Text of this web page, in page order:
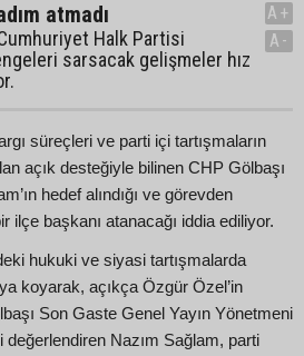
atmadı
Halk Partisi
sarsacak gelişmeler hız
A+
A-
süreçleri ve parti içi tartışmaların
açık desteğiyle bilinen CHP Gölbaşı
hedef alındığı ve görevden
ilçe başkanı atanacağı iddia ediliyor.
hukuki ve siyasi tartışmalarda
koyarak, açıkça Özgür Özel’in
Son Gaste Genel Yayın Yönetmeni
değerlendiren Nazım Sağlam, parti